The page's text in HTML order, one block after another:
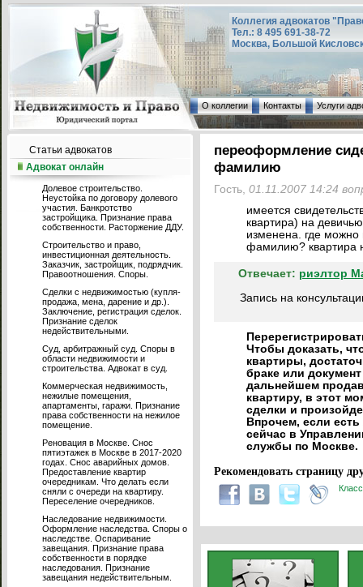
Коллегия адвокатов
Тел.: 8 495 691-38-72
Москва, Большой
О коллегии Контакты Услуги
Статьи адвокатов
Адвокат онлайн
Долевое строительство.
Неустойка по договору долевого
участия. Банкротство
застройщика. Признание права
собственности. Расторжение ДДУ.
Строительство и право,
инвестиционная деятельность.
Заказчик, застройщик, подрядчик.
Правоотношения. Споры.
Сделки с недвижимостью (купля-
продажа, мена, дарение и др.).
Заключение, регистрация сделок.
Признание сделок
недействительными.
Суд, арбитражный суд. Споры в
области недвижимости и
строительства. Адвокат в суд.
Коммерческая недвижимость,
нежилые помещения,
апартаменты, гаражи. Признание
права собственности на нежилое
помещение.
Реновация в Москве. Снос
пятиэтажек в Москве в 2017-2020
годах. Снос аварийных домов.
Предоставление квартир
очередникам. Что делать если
сняли с очереди на квартиру.
Переселение очередников.
Наследование недвижимости.
Оформление наследства. Споры о
наследстве. Оспаривание
завещания. Признание права
собственности в порядке
наследования. Признание
завещания недействительным.
переоформление
фамилию
Гость, 01.11.2007 14:24
имеется
квартира) на
изменена. где можно
фамилию? квартира
Отвечает: риэлтор
Запись на
Чтобы доказать,
квартиры,
браке или
дальнейшем
квартиру, в этот
сделки и
Впрочем, если
сейчас в
службы по Москве.
Рекомендовать страницу